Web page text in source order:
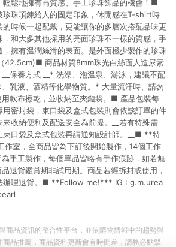
輕鬆地擁有高質感、手工珍珠飾品的機會！■
珍珠項鍊給人的固定印象，休閒感在T-shirt時
時候一起配戴，更能讓你的多層次搭配品味更
和大多其他採用的亮面珍珠不一樣的質感，手
擁有溫潤絲滑的表面。是外面極少製作的珍珠
42.5cm)■ 商品材質8mm珠光白絲面人造尿素
保養方式 __* 洗澡、泡溫泉、游泳，建議不配
乳液、酒精等化學物質。* 大量流汗時、請勿
軟布擦乾，並收納至夾鏈袋。■ 產品包裝每
密封袋，束口袋及盒式包裝則會依該訂單的件
收納便利及配送安全為前提。__若有特殊需
束口袋及盒式包裝再請通知設計師。__■ **特
室，全商品皆為下訂後開始製作，14個工作
手工製作，每個單品皆略有手作痕跡，如若無
退貨鑑賞期非試用期。商品若經拆封或使用，
辦理退貨。■ **Follow me!*** IG : g.m.urea
商品資訊的整合性平台，並依購物情報中的趨勢與
品推薦，商品資料更新會有時間差，請務必點擊